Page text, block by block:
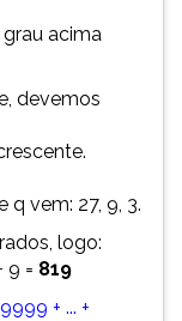
acima
devemos
vem: 27, 9, 3.
logo:
9 = 819
+ ... +